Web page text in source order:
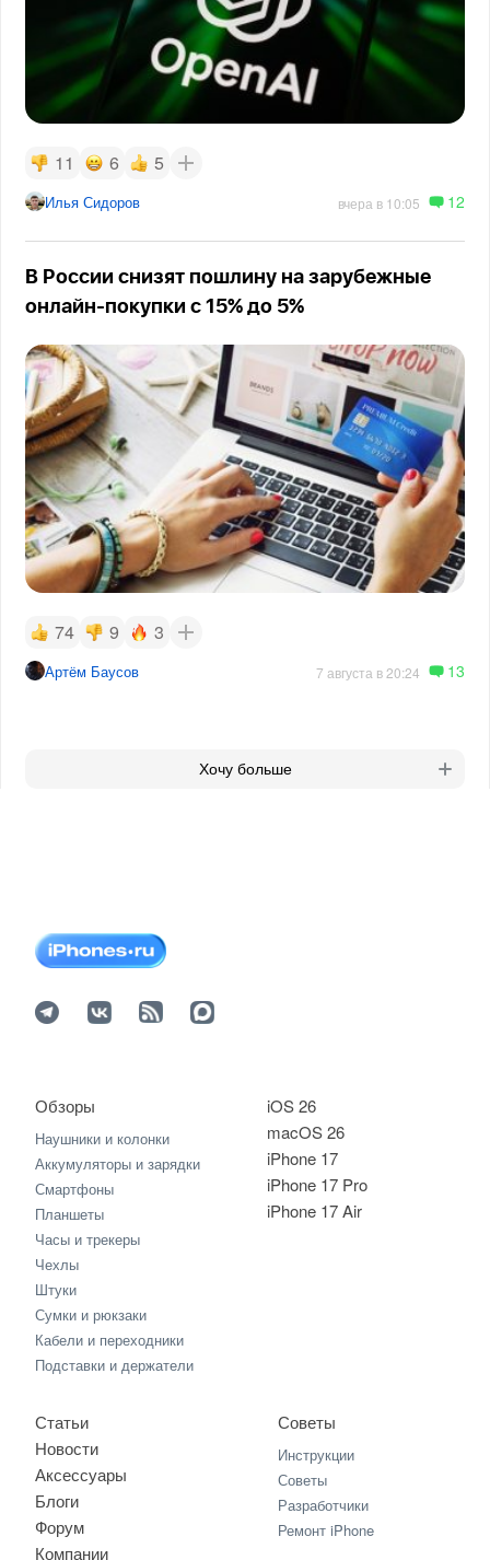
11 6 5
Илья Сидоров вчера в 10:05 12
В России снизят пошлину на зарубежные
онлайн-покупки с 15% до 5%
74 9 3
Артём Баусов 7 августа в 20:24 13
Хочу больше
iOS 26
macOS 26
iPhone 17
iPhone 17 Pro
iPhone 17 Air
Обзоры
Наушники и колонки
Аккумуляторы и зарядки
Смартфоны
Планшеты
Часы и трекеры
Чехлы
Штуки
Сумки и рюкзаки
Кабели и переходники
Подставки и держатели
Статьи
Новости
Аксессуары
Блоги
Форум
Компании
Советы
Инструкции
Советы
Разработчики
Ремонт iPhone